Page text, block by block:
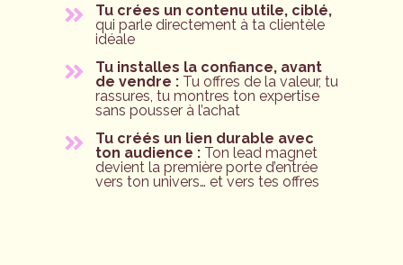
Tu crées un contenu utile, ciblé,
qui parle directement à ta clientèle
idéale
Tu installes la confiance, avant
de vendre : Tu offres de la valeur, tu
rassures, tu montres ton expertise
sans pousser à l’achat
Tu créés un lien durable avec
ton audience : Ton lead magnet
devient la première porte d’entrée
vers ton univers… et vers tes offres